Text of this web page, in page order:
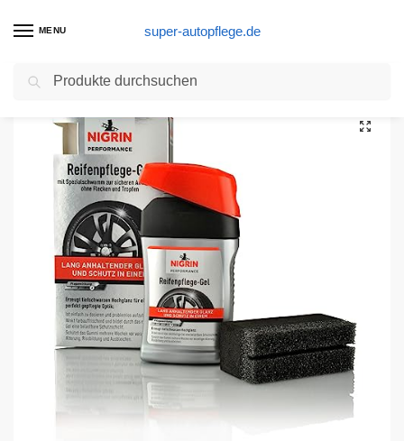
MENU super-autopflege.de
Start Autopflege Produkte NIGRIN 72929 Performance Reifen-Gel, 300 ml